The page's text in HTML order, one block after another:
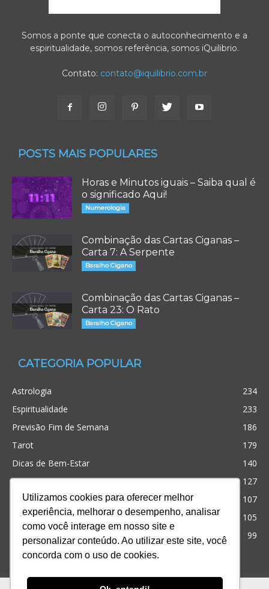
Utilizamos cookies para oferecer melhor
experiência, melhorar o desempenho, analisar
como você interage em nosso site e
personalizar conteúdo. Ao utilizar este site, você
concorda com o uso de cookies.
Somos a ponte que conecta o autoconhecimento e a
espiritualidade, somos referência, somos iQuilibrio.
Contato: contato@iquilibrio.com.br
POSTS MAIS POPULARES
Horas e Minutos iguais – Saiba qual é
o significado Aqui!
Numerologia
Combinação das Cartas Ciganas –
Carta 7: A Serpente
Baralho Cigano
Combinação das Cartas Ciganas –
Carta 23: O Rato
Baralho Cigano
CATEGORIA POPULAR
Astrologia
234
Espiritualidade
233
Previsão Fim de Semana
186
Tarot
179
Dicas de Bem-Estar
140
Cristianismo
127
Simpatias
107
Significado dos sonhos
105
99